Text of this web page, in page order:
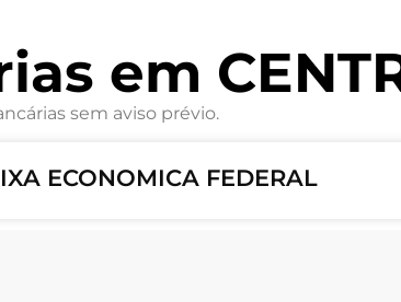
em
sem aviso prévio.
ECONOMICA FEDERAL